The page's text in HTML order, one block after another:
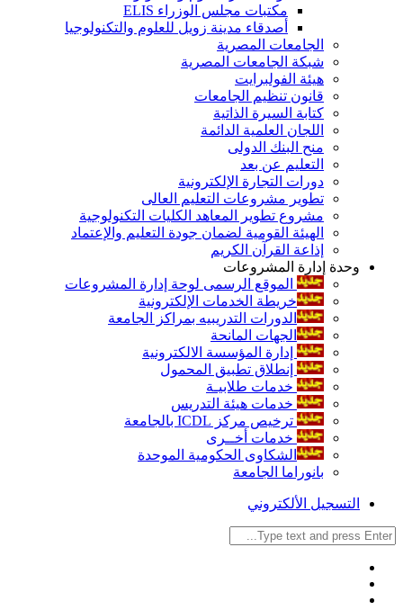
مكتبات مجلس الوزراء ELIS
أصدقاء مدينة زويل للعلوم والتكنولوجيا
الجامعات المصرية
شبكة الجامعات المصرية
هيئة الفولبرايت
قانون تنظيم الجامعات
كتابة السيرة الذاتية
اللجان العلمية الدائمة
منح البنك الدولى
التعليم عن بعد
دورات التجارة الإلكترونية
تطوير مشروعات التعليم العالى
مشروع تطوير المعاهد الكليات التكنولوجية
الهيئة القومية لضمان جودة التعليم والإعتماد
إذاعة القرآن الكريم
وحدة إدارة المشروعات
الموقع الرسمى لوحة إدارة المشروعات
خريطة الخدمات الإلكترونية
الدورات التدريبيه بمراكز الجامعة
الجهات المانحة
إدارة المؤسسة الالكترونية
إنطلاق تطبيق المحمول
خدمات طلابيـة
خدمات هيئة التدريس
ترخيص مركز ICDL بالجامعة
خدمات أخــرى
الشكاوى الحكومية الموحدة
بانوراما الجامعة
التسجيل الألكتروني